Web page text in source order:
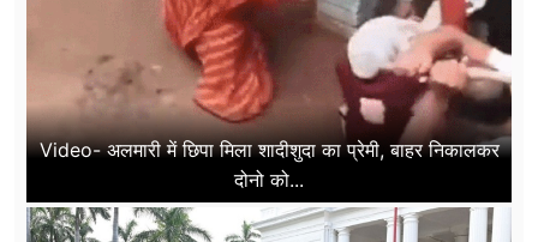
Video- अलमारी में छिपा मिला शादीशुदा का प्रेमी, बाहर निकालकर
दोनो को...